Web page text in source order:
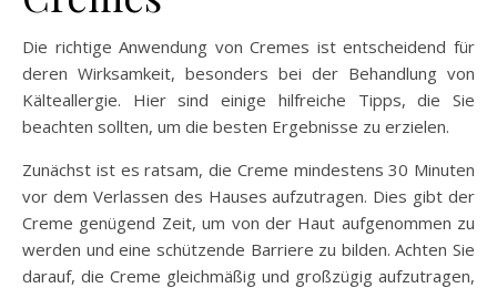
Die richtige Anwendung von Cremes ist entscheidend für
deren Wirksamkeit, besonders bei der Behandlung von
Kälteallergie. Hier sind einige hilfreiche Tipps, die Sie
beachten sollten, um die besten Ergebnisse zu erzielen.
Zunächst ist es ratsam, die Creme mindestens 30 Minuten
vor dem Verlassen des Hauses aufzutragen. Dies gibt der
Creme genügend Zeit, um von der Haut aufgenommen zu
werden und eine schützende Barriere zu bilden. Achten Sie
darauf, die Creme gleichmäßig und großzügig aufzutragen,